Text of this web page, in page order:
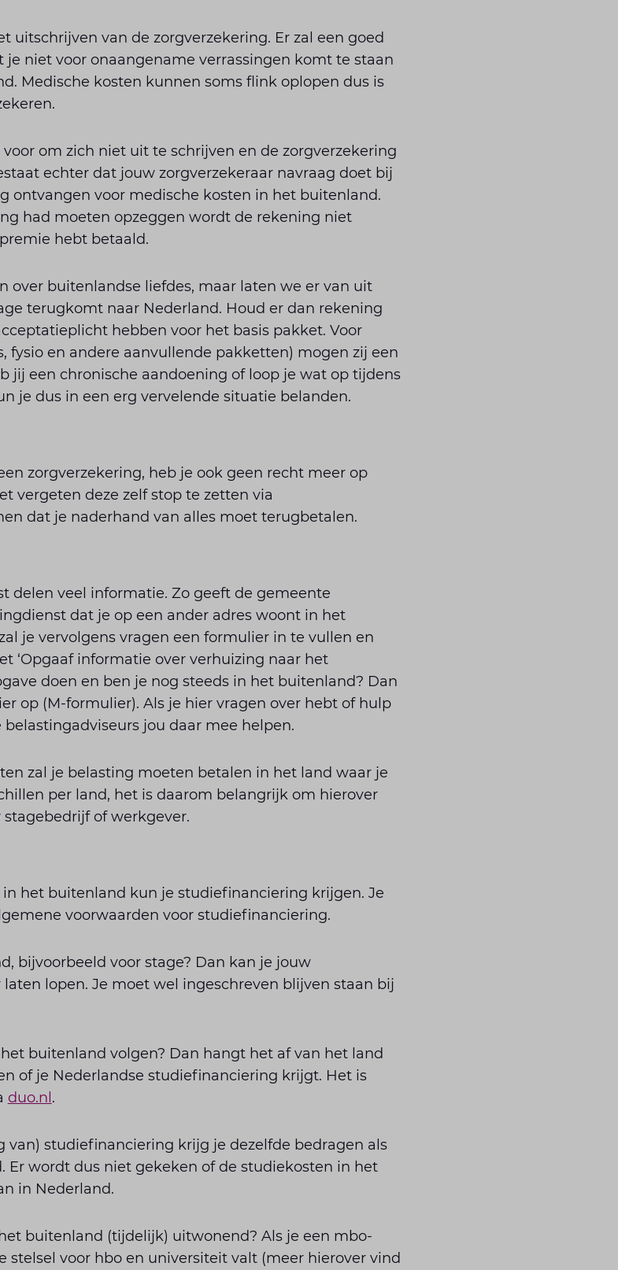
uitschrijven van de zorgverzekering. Er zal een goed
niet voor onaangename verrassingen komt te staan
Medische kosten kunnen soms flink oplopen dus is
om zich niet uit te schrijven en de zorgverzekering
echter dat jouw zorgverzekeraar navraag doet bij
ontvangen voor medische kosten in het buitenland.
had moeten opzeggen wordt de rekening niet
hebt betaald.
over buitenlandse liefdes, maar laten we er van uit
terugkomt naar Nederland. Houd er dan rekening
hebben voor het basis pakket. Voor
fysio en andere aanvullende pakketten) mogen zij een
jij een chronische aandoening of loop je wat op tijdens
je dus in een erg vervelende situatie belanden.
zorgverzekering, heb je ook geen recht meer op
vergeten deze zelf stop te zetten via
dat je naderhand van alles moet terugbetalen.
delen veel informatie. Zo geeft de gemeente
dat je op een ander adres woont in het
je vervolgens vragen een formulier in te vullen en
‘Opgaaf informatie over verhuizing naar het
doen en ben je nog steeds in het buitenland? Dan
op (M-formulier). Als je hier vragen over hebt of hulp
jou daar mee helpen.
zal je belasting moeten betalen in het land waar je
per land, het is daarom belangrijk om hierover
of werkgever.
het buitenland kun je studiefinanciering krijgen. Je
voorwaarden voor studiefinanciering.
bijvoorbeeld voor stage? Dan kan je jouw
lopen. Je moet wel ingeschreven blijven staan bij
buitenland volgen? Dan hangt het af van het land
of je Nederlandse studiefinanciering krijgt. Het is
duo.nl .
van) studiefinanciering krijg je dezelfde bedragen als
Er wordt dus niet gekeken of de studiekosten in het
in Nederland.
buitenland (tijdelijk) uitwonend? Als je een mbo-
stelsel voor hbo en universiteit valt (meer hierover vind